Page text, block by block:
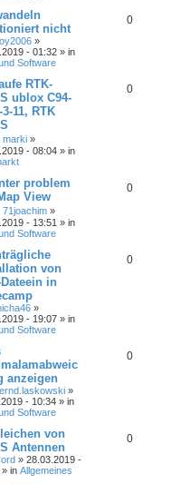
nicht
»
- 01:32 » in
Software
0
RTK-
ublox C94-
3-11, RTK
marki »
- 08:04 » in
0
problem
View
71joachim »
- 13:51 » in
Software
0
von
Dateein in
»
- 19:07 » in
Software
0
anzeigen
»
- 10:34 » in
Software
0
von
Antennen
» 28.03.2019 -
in Allgemeines
0